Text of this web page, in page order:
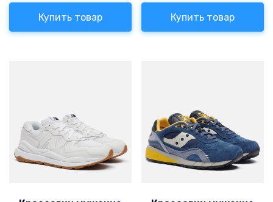
Купить товар Купить товар